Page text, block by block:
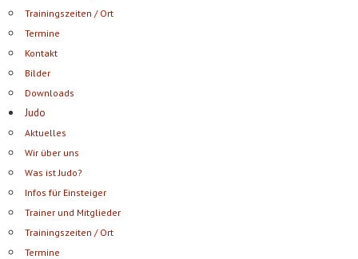
Trainingszeiten / Ort
Termine
Kontakt
Bilder
Downloads
Judo
Aktuelles
Wir über uns
Was ist Judo?
Infos für Einsteiger
Trainer und Mitglieder
Trainingszeiten / Ort
Termine